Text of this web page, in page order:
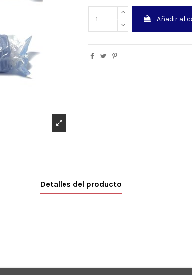
Añadir al
Detalles del producto